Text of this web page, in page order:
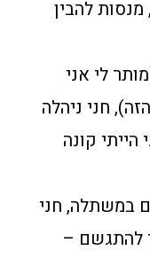
להבין
לי אני
חני ניהלה
קונה
במשתלה, חני
להתגשם –